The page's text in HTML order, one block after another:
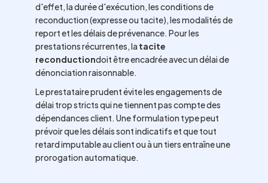
d'effet, la durée d'exécution, les conditions de
reconduction (expresse ou tacite), les modalités de
report et les délais de prévenance. Pour les
prestations récurrentes, la tacite
reconductiondoit être encadrée avec un délai de
dénonciation raisonnable.
Le prestataire prudent évite les engagements de
délai trop stricts qui ne tiennent pas compte des
dépendances client. Une formulation type peut
prévoir que les délais sont indicatifs et que tout
retard imputable au client ou à un tiers entraîne une
prorogation automatique.